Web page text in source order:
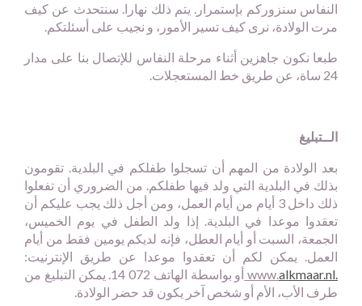
النفاس سنزوركم بإستمرار. يتم ذلك نهارا. سنتحدث عن كيف
مرت الولادة، نرى كيف تسير الأمور، و نجيب على أسئلتكم.
طبعا نكون جاهزين أثناء مرحلة النفاس للإتصال بنا على مدار
24 ساة، عن طريق خط المستعجلات.
الــتبليغ
بعد الولادة من المهم أن تسجلوا طفلكم في البلدية. تقومون
بذلك في البلدية التي ولد فيها طفلكم. من الضروري أن تفعلوا
ذلك داخل 3 أيام من أيام العمل، ومن أجل ذلك يجب عليكم أن
تعقدوا موعدا في البلدية. إذا ولد الطفل في يوم الخميس،
الجمعة، السبت أو أيام العطل، فإنه لديكم يومين فقط من أيام
العمل. يمكن لكم أن تعقدوا موعدا عن طريق الإنترنيت:
.
alkmaar.nl
.www
أو بواسطة الهاتف 072 14. يمكن التبليغ من
طرف الأب، الأم أو شخص آخر يكون قد حضر الولادة.